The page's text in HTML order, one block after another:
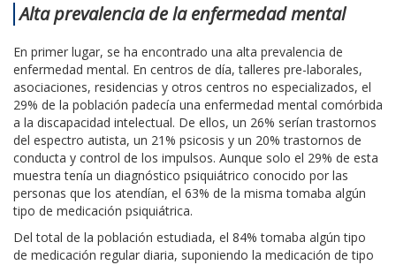
Alta prevalencia de la enfermedad mental
En primer lugar, se ha encontrado una alta prevalencia de
enfermedad mental. En centros de día, talleres pre-laborales,
asociaciones, residencias y otros centros no especializados, el
29% de la población padecía una enfermedad mental comórbida
a la discapacidad intelectual. De ellos, un 26% serían trastornos
del espectro autista, un 21% psicosis y un 20% trastornos de
conducta y control de los impulsos. Aunque solo el 29% de esta
muestra tenía un diagnóstico psiquiátrico conocido por las
personas que los atendían, el 63% de la misma tomaba algún
tipo de medicación psiquiátrica.
Del total de la población estudiada, el 84% tomaba algún tipo
de medicación regular diaria, suponiendo la medicación de tipo